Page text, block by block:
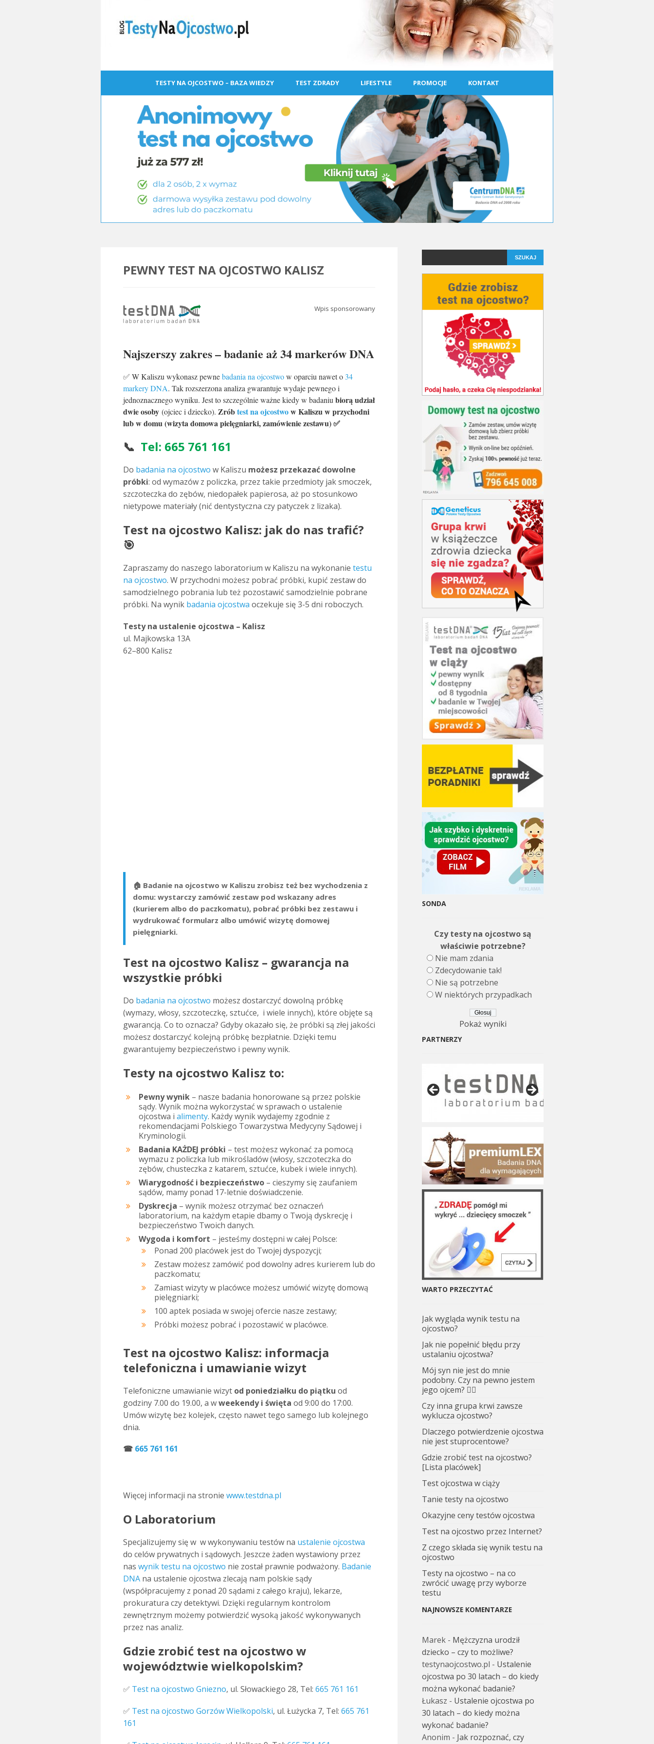
TESTY NA OJCOSTWO – BAZA WIEDZY TEST ZDRADY LIFESTYLE PROMOCJE KONTAKT
PEWNY TEST NA OJCOSTWO KALISZ
Wpis sponsorowany
Najszerszy zakres – badanie aż 34 markerów DNA
✅ W Kaliszu wykonasz pewnebadania na ojcostwow oparciu nawet o 34
markery DNA. Tak rozszerzona analiza gwarantuje wydaje pewnego i
jednoznacznego wyniku. Jest to szczególnie ważne kiedy w badaniubiorą udział
dwie osoby (ojciec i dziecko). Zróbtest na ojcostwow Kaliszu w przychodni
lub w domu (wizyta domowa pielęgniarki, zamówienie zestawu) ✅
📞 Tel: 665 761 161
Do badania na ojcostwo w Kaliszu możesz przekazać dowolne
próbki: od wymazów z policzka, przez takie przedmioty jak smoczek,
szczoteczka do zębów, niedopałek papierosa, aż po stosunkowo
nietypowe materiały (nić dentystyczna czy patyczek z lizaka).
Test na ojcostwo Kalisz: jak do nas trafić?
🎯
Zapraszamy do naszego laboratorium w Kaliszu na wykonanie testu
na ojcostwo. W przychodni możesz pobrać próbki, kupić zestaw do
samodzielnego pobrania lub też pozostawić samodzielnie pobrane
próbki. Na wynik badania ojcostwa oczekuje się 3-5 dni roboczych.
Testy na ustalenie ojcostwa – Kalisz
ul. Maj­kow­ska 13A
62–800 Kalisz
🏠 Badanie na ojcostwo w Kaliszu zrobisz też bez wychodzenia z
domu: wystarczy zamówić zestaw pod wskazany adres
(kurierem albo do paczkomatu), pobrać próbki bez zestawu i
wydrukować formularz albo umówić wizytę domowej
pielęgniarki.
Test na ojcostwo Kalisz – gwarancja na
wszystkie próbki
Do badania na ojcostwo możesz dostarczyć dowolną próbkę
(wymazy, włosy, szczoteczkę, sztućce, i wiele innych), które objęte są
gwarancją. Co to oznacza? Gdyby okazało się, że próbki są złej jakości
możesz dostarczyć kolejną próbkę bezpłatnie. Dzięki temu
gwarantujemy bezpieczeństwo i pewny wynik.
Testy na ojcostwo Kalisz to:
Pewny wynik – nasze badania honorowane są przez polskie
sądy. Wynik można wykorzystać w sprawach o ustalenie
ojcostwa i alimenty. Każdy wynik wydajemy zgodnie z
rekomendacjami Polskiego Towarzystwa Medycyny Sądowej i
Kryminologii.
Badania KAŻDEJ próbki – test możesz wykonać za pomocą
wymazu z policzka lub mikrośladów (włosy, szczoteczka do
zębów, chusteczka z katarem, sztućce, kubek i wiele innych).
Wiarygodność i bezpieczeństwo– cieszymy się zaufaniem
sądów, mamy ponad 17-letnie doświadczenie.
Dyskrecja – wynik możesz otrzymać bez oznaczeń
laboratorium, na każdym etapie dbamy o Twoją dyskrecję i
bezpieczeństwo Twoich danych.
Wygoda i komfort – jesteśmy dostępni w całej Polsce:
Ponad 200 placówek jest do Twojej dyspozycji;
Zestaw możesz zamówić pod dowolny adres kurierem lub do
paczkomatu;
Zamiast wizyty w placówce możesz umówić wizytę domową
pielęgniarki;
100 aptek posiada w swojej ofercie nasze zestawy;
Próbki możesz pobrać i pozostawić w placówce.
Test na ojcostwo Kalisz: informacja
telefoniczna i umawianie wizyt
Telefoniczne umawianie wizytod poniedziałku do piątku od
godziny 7.00 do 19.00, a wweekendy i święta od 9:00 do 17:00.
Umów wizytę bez kolejek, często nawet tego samego lub kolejnego
dnia.
☎ 665 761 161
Więcej informacji na stronie www.testdna.pl
O Laboratorium
Specjalizujemy się w w wykonywaniu testów na ustalenie ojcostwa
do celów prywatnych i sądowych. Jeszcze żaden wystawiony przez
nas wynik testu na ojcostwo nie został prawnie podważony. Badanie
DNAna ustalenie ojcostwa zlecają nam polskie sądy
(współpracujemy z ponad 20 sądami z całego kraju), lekarze,
prokuratura czy detektywi. Dzięki regularnym kontrolom
zewnętrznym możemy potwierdzić wysoką jakość wykonywanych
przez nas analiz.
Gdzie zrobić test na ojcostwo w
województwie wielkopolskim?
✅ Test na ojcostwo Gniezno, ul. Słowackiego 28, Tel: 665 761 161
✅ Test na ojcostwo Gorzów Wielkopolski, ul. Łużycka 7, Tel: 665 761
161
SONDA
Czy testy na ojcostwo są
właściwie potrzebne?
Nie mam zdania
Zdecydowanie tak!
Nie są potrzebne
W niektórych przypadkach
Pokaż wyniki
PARTNERZY
WARTO PRZECZYTAĆ
Jak wygląda wynik testu na
ojcostwo?
Jak nie popełnić błędu przy
ustalaniu ojcostwa?
Mój syn nie jest do mnie
podobny. Czy na pewno jestem
jego ojcem? 🤷‍♂️
Czy inna grupa krwi zawsze
wyklucza ojcostwo?
Dlaczego potwierdzenie ojcostwa
nie jest stuprocentowe?
Gdzie zrobić test na ojcostwo?
[Lista placówek]
Test ojcostwa w ciąży
Tanie testy na ojcostwo
Okazyjne ceny testów ojcostwa
Test na ojcostwo przez Internet?
Z czego składa się wynik testu na
ojcostwo
Testy na ojcostwo – na co
zwrócić uwagę przy wyborze
testu
NAJNOWSZE KOMENTARZE
Marek - Mężczyzna urodził
dziecko – czy to możliwe?
testynaojcostwo.pl - Ustalenie
ojcostwa po 30 latach – do kiedy
można wykonać badanie?
Łukasz - Ustalenie ojcostwa po
30 latach – do kiedy można
wykonać badanie?
Anonim - Jak rozpoznać, czy